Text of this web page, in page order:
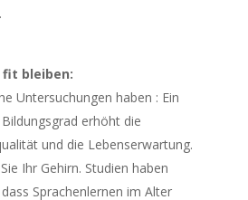
fit bleiben:
Untersuchungen haben : Ein
erhöht die
und die Lebenserwartung.
Ihr Gehirn. Studien haben
Sprachenlernen im Alter